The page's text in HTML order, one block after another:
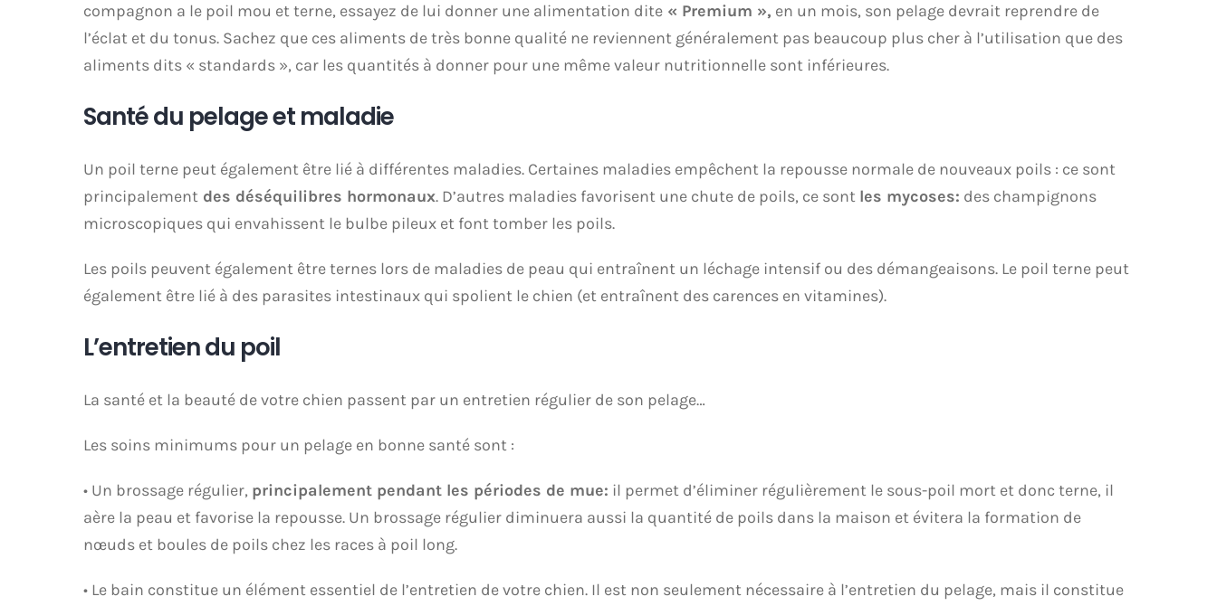
compagnon a le poil mou et terne, essayez de lui donner une alimentation dite « Premium », en un mois, son pelage devrait reprendre de
l’éclat et du tonus. Sachez que ces aliments de très bonne qualité ne reviennent généralement pas beaucoup plus cher à l’utilisation que des
aliments dits « standards », car les quantités à donner pour une même valeur nutritionnelle sont inférieures.
Santé du pelage et maladie
Un poil terne peut également être lié à différentes maladies. Certaines maladies empêchent la repousse normale de nouveaux poils : ce sont
principalement des déséquilibres hormonaux. D’autres maladies favorisent une chute de poils, ce sont les mycoses: des champignons
microscopiques qui envahissent le bulbe pileux et font tomber les poils.
Les poils peuvent également être ternes lors de maladies de peau qui entraînent un léchage intensif ou des démangeaisons. Le poil terne peut
également être lié à des parasites intestinaux qui spolient le chien (et entraînent des carences en vitamines).
L’entretien du poil
La santé et la beauté de votre chien passent par un entretien régulier de son pelage…
Les soins minimums pour un pelage en bonne santé sont :
• Un brossage régulier, principalement pendant les périodes de mue: il permet d’éliminer régulièrement le sous-poil mort et donc terne, il
aère la peau et favorise la repousse. Un brossage régulier diminuera aussi la quantité de poils dans la maison et évitera la formation de
nœuds et boules de poils chez les races à poil long.
• Le bain constitue un élément essentiel de l’entretien de votre chien. Il est non seulement nécessaire à l’entretien du pelage, mais il constitue